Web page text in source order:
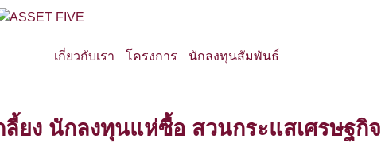
เกี่ยวกับเรา โครงการ นักลงทุนสัมพันธ์
ยง นักลงทุนแห่ซื้อ สวนกระแสเศรษฐกิจ